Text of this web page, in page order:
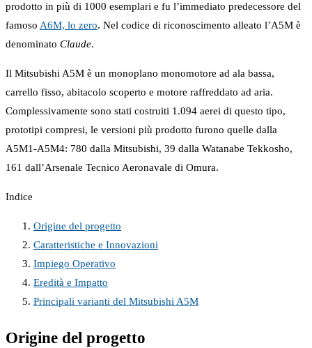
prodotto in più di 1000 esemplari e fu l’immediato predecessore del
famoso A6M, lo zero. Nel codice di riconoscimento alleato l’A5M è
denominato Claude.
Il Mitsubishi A5M è un monoplano monomotore ad ala bassa,
carrello fisso, abitacolo scoperto e motore raffreddato ad aria.
Complessivamente sono stati costruiti 1.094 aerei di questo tipo,
prototipi compresi, le versioni più prodotto furono quelle dalla
A5M1-A5M4: 780 dalla Mitsubishi, 39 dalla Watanabe Tekkosho,
161 dall’Arsenale Tecnico Aeronavale di Omura.
Indice
Origine del progetto
Caratteristiche e Innovazioni
Impiego Operativo
Eredità e Impatto
Principali varianti del Mitsubishi A5M
Origine del progetto